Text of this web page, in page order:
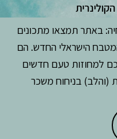
באתר תמצאו מתכונים
הישראלי החדש. הם
למחוזות טעם חדשים
(והלב) בניחוח משכר